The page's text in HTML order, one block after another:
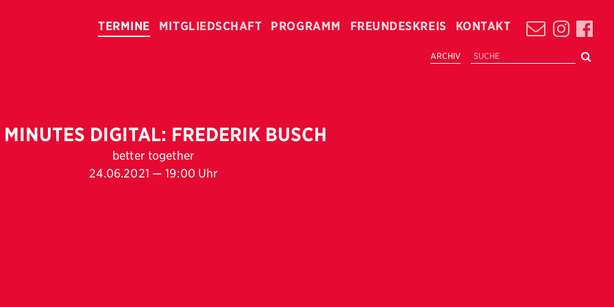
TERMINE MITGLIEDSCHAFT PROGRAMM FREUNDESKREIS KONTAKT
ARCHIV
MINUTES DIGITAL: FREDERIK BUSCH
better together
24.06.2021 — 19:00 Uhr